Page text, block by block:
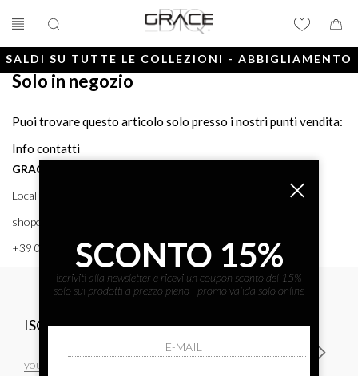
SALDI SU TUTTE LE COLLEZIONI - ABBIGLIAMENTO
Solo in negozio
Puoi trovare questo articolo solo presso i nostri punti vendita:
Info contatti
GRACE BTQ
Località Porto, 38 58043 - PUNTA ALA (GR) GRACE BTQ
shoponline@gracebtq.com
+39 0564 92 24 24
ISCRIVITI ALLA NEWSLETTER
SCONTO 15%
iscriviti alla newsletter e ricevi un coupon sconto del 15%
solo sui prodotti a prezzo pieno - promo valida solo online